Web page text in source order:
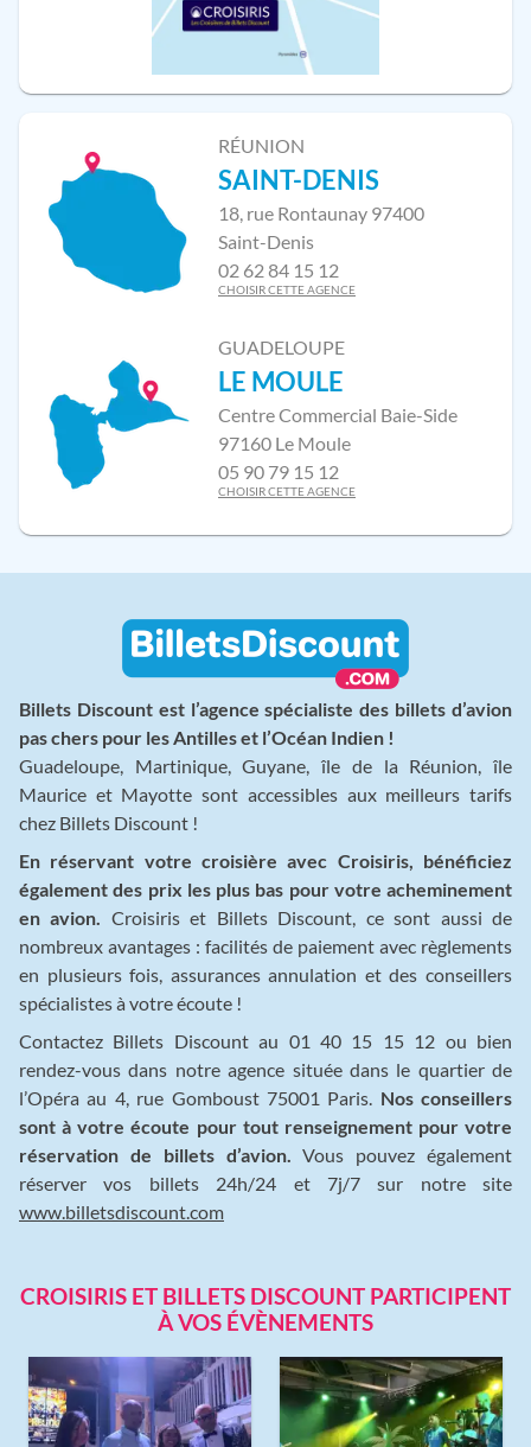
RÉUNION
SAINT-DENIS
18, rue Rontaunay 97400
Saint-Denis
02 62 84 15 12
CHOISIR CETTE AGENCE
GUADELOUPE
LE MOULE
Centre Commercial Baie-Side
97160 Le Moule
05 90 79 15 12
CHOISIR CETTE AGENCE
Billets Discount est l’agence spécialiste des billets d’avion
pas chers pour les Antilles et l’Océan Indien !
Guadeloupe, Martinique, Guyane, île de la Réunion, île
Maurice et Mayotte sont accessibles aux meilleurs tarifs
chez Billets Discount !
En réservant votre croisière avec Croisiris, bénéficiez
également des prix les plus bas pour votre acheminement
en avion.
Croisiris et Billets Discount, ce sont aussi de
nombreux avantages : facilités de paiement avec règlements
en plusieurs fois, assurances annulation et des conseillers
spécialistes à votre écoute !
Contactez Billets Discount au 01 40 15 15 12 ou bien
rendez-vous dans notre agence située dans le quartier de
l’Opéra au 4, rue Gomboust 75001 Paris. Nos conseillers
sont à votre écoute pour tout renseignement pour votre
réservation de billets d’avion.
Vous pouvez également
réserver vos billets 24h/24 et 7j/7 sur notre site
www.billetsdiscount.com
CROISIRIS ET BILLETS DISCOUNT PARTICIPENT
À VOS ÉVÈNEMENTS